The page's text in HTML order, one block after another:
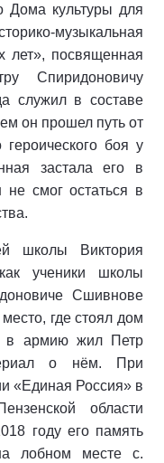
Дома культуры для
музыкальная
лет», посвященная
Спиридоновичу
служил в составе
он прошел путь от
боя у
застала его в
не смог остаться в
школы Виктория
ученики школы
Сшивнове
где стоял дом
в армию жил Петр
о нём. При
«Единая Россия» в
области
году его память
лобном месте с.